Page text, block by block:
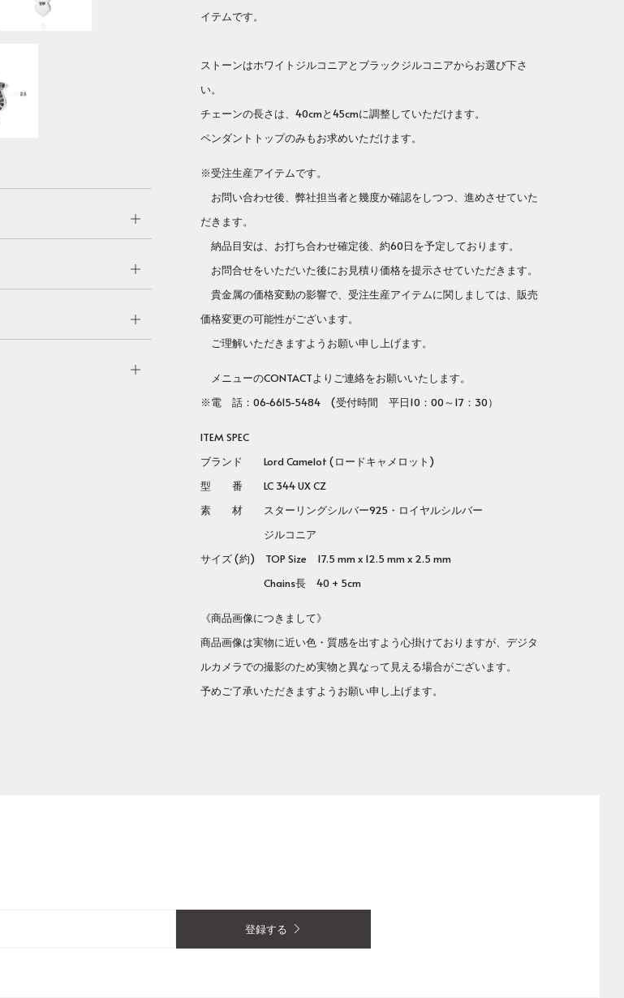
イテムです。
ストーンはホワイトジルコニアとブラックジルコニアからお選び下さ
い。
チェーンの長さは、40cmと45cmに調整していただけます。
ペンダントトップのみもお求めいただけます。
※受注生産アイテムです。
お問い合わせ後、弊社担当者と幾度か確認をしつつ、進めさせていた
だきます。
納品目安は、お打ち合わせ確定後、約60日を予定しております。
お問合せをいただいた後にお見積り価格を提示させていただきます。
貴金属の価格変動の影響で、受注生産アイテムに関しましては、販売
価格変更の可能性がございます。
ご理解いただきますようお願い申し上げます。
メニューのCONTACTよりご連絡をお願いいたします。
※電 話：06-6615-5484 (受付時間 平日10：00～17：30）
ITEM SPEC
ブランド Lord Camelot (ロードキャメロット)
型 番 LC 344 UX CZ
素 材 スターリングシルバー925・ロイヤルシルバー
ジルコニア
サイズ (約) TOP Size 17.5 mm x 12.5 mm x 2.5 mm
Chains長 40 + 5cm
《商品画像につきまして》
商品画像は実物に近い色・質感を出すよう心掛けておりますが、デジタ
ルカメラでの撮影のため実物と異なって見える場合がございます。
予めご了承いただきますようお願い申し上げます。
Open
tab
Open
tab
Open
tab
Open
登録する